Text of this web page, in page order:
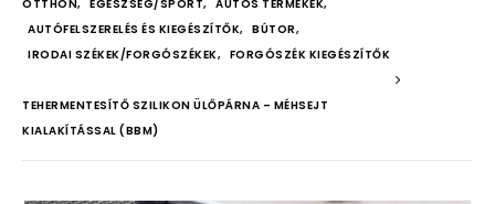
OTTHON, EGÉSZSÉG/SPORT, AUTÓS TERMÉKEK,
AUTÓFELSZERELÉS ÉS KIEGÉSZÍTŐK, BÚTOR,
IRODAI SZÉKEK/FORGÓSZÉKEK, FORGÓSZÉK KIEGÉSZÍTŐK
TEHERMENTESÍTŐ SZILIKON ÜLŐPÁRNA – MÉHSEJT
KIALAKÍTÁSSAL (BBM)